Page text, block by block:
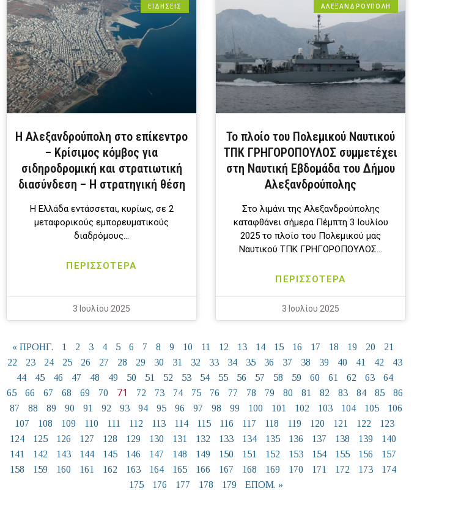
ΕΙΔΗΣΕΙΣ
Η Αλεξανδρούπολη στο επίκεντρο
– Κρίσιμος κόμβος για
σιδηροδρομική και στρατιωτική
διασύνδεση – Η στρατηγική θέση
Η Ελλάδα εντάσσεται, κυρίως, σε 2
μεταφορικούς εμπορευματικούς
διαδρόμους…
ΠΕΡΙΣΣΟΤΕΡΑ
3 Ιουλίου 2025
ΑΛΕΞΑΝΔΡΟΎΠΟΛΗ
Το πλοίο του Πολεμικού Ναυτικού
ΤΠΚ ΓΡΗΓΟΡΟΠΟΥΛΟΣ συμμετέχει
στη Ναυτική Εβδομάδα του Δήμου
Αλεξανδρούπολης
Στο λιμάνι της Αλεξανδρούπολης
καταφθάνει σήμερα Πέμπτη 3 Ιουλίου
2025 το πλοίο του Πολεμικού μας
Ναυτικού ΤΠΚ ΓΡΗΓΟΡΟΠΟΥΛΟΣ…
ΠΕΡΙΣΣΟΤΕΡΑ
3 Ιουλίου 2025
« ΠΡΟΗΓ. 1 2 3 4 5 6 7 8 9 10 11 12 13 14 15 16 17 18 19 20
21
22
23 24 25 26 27 28 29 30 31 32 33 34 35 36 37 38 39 40 41 42
43
44
45 46 47 48 49 50 51 52 53 54 55 56 57 58 59 60 61 62 63
64
65
66 67 68 69 70 71 72 73 74 75 76 77 78 79 80 81 82 83 84 85
86
87
88 89 90 91 92 93 94 95 96 97 98 99 100 101 102 103 104 105
106
107
108 109 110 111 112 113 114 115 116 117 118 119 120 121 122
123
124
125 126 127 128 129 130 131 132 133 134 135 136 137 138 139
140
141
142 143 144 145 146 147 148 149 150 151 152 153 154 155 156
157
158
159 160 161 162 163 164 165 166 167 168 169 170 171 172 173
174
175
176 177 178 179 ΕΠΟΜ. »